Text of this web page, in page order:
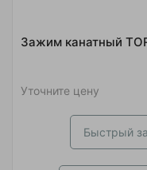
Зажим канатный
Уточните цену
Быстрый